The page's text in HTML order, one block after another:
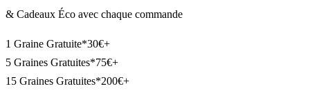
& Cadeaux Éco avec chaque commande
1 Graine Gratuite*30€+
5 Graines Gratuites*75€+
15 Graines Gratuites*200€+